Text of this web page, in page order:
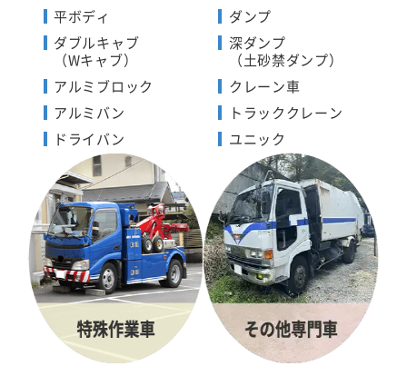
平ボディ
ダブルキャブ
（Wキャブ）
アルミブロック
アルミバン
ドライバン
ダンプ
深ダンプ
（土砂禁ダンプ）
クレーン車
トラッククレーン
ユニック